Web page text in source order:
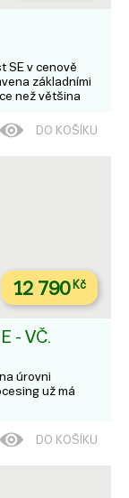
SE v cenově
základními
než většina
DO KOŠÍKU
12 790Kč
- VČ.
úrovni
už má
DO KOŠÍKU